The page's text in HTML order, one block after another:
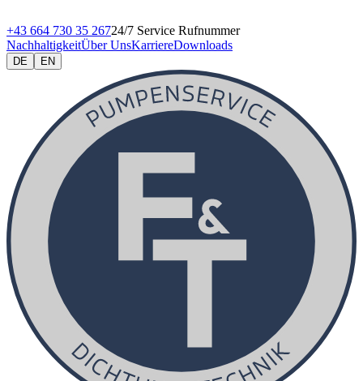
+43 664 730 35 26724/7 Service Rufnummer
NachhaltigkeitÜber UnsKarriereDownloads
DE EN